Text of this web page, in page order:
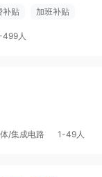
补贴 加班补贴
人
/集成电路 1-49人